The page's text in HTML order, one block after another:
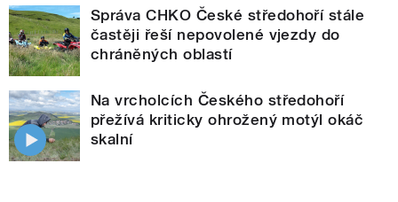
Správa CHKO České středohoří stále
častěji řeší nepovolené vjezdy do
chráněných oblastí
Na vrcholcích Českého středohoří
přežívá kriticky ohrožený motýl okáč
skalní